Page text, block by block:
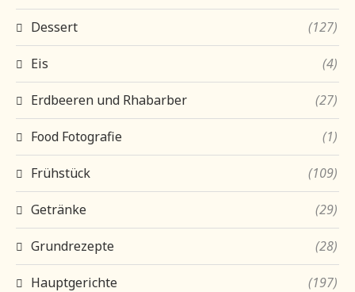
Dessert (127)
Eis (4)
Erdbeeren und Rhabarber (27)
Food Fotografie (1)
Frühstück (109)
Getränke (29)
Grundrezepte (28)
Hauptgerichte (197)